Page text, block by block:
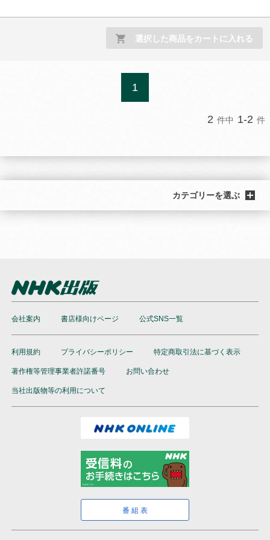
選択した商品をカートに入れる
1
2 件中 1-2 件
カテゴリーを選ぶ
会社案内 書店様向けページ 公式SNS一覧
利用規約 プライバシーポリシー 特定商取引法に基づく表示
著作権等管理事業者許諾番号 お問い合わせ
当社出版物等の利用について
番組表